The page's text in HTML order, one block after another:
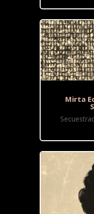
Mirta